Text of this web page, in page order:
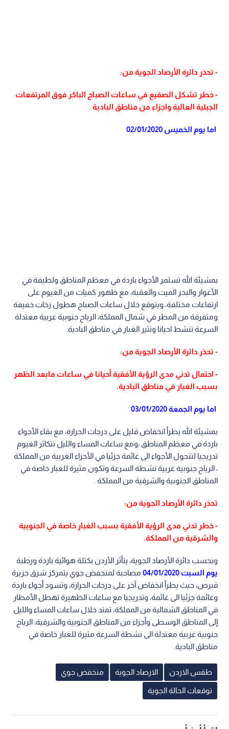
- تحذر دائرة الأرصاد الجوية من:
- خطر تشكل الصقيع في ساعات الصباح الباكر فوق المرتفعات
الجبلية العالية واجزاء من مناطق البادية .
اما يوم الخميس 02/01/2020
بمشيئة الله تستمر الأجواء باردة في معظم المناطق ولطيفة في
الأغوار والبحر الميت والعقبة، مع ظهور كميات من الغيوم على
ارتفاعات مختلفة، ويتوقع خلال ساعات الصباح هطول زخات خفيفة
ومتفرقة من المطر في شمال المملكة، الرياح جنوبية غربية معتدلة
السرعة تنشط احيانا وتثير الغبار في مناطق البادية.
- تحذر دائرة الأرصاد الجوية من:
- احتمال تدني مدى الرؤية الأفقية أحيانا في ساعات مابعد الظهر
بسبب الغبار في مناطق البادية.
اما يوم الجمعة 03/01/2020
بمشيئة الله يطرأ انخفاض قليل على درجات الحرارة، مع بقاء الأجواء
باردة في معظم المناطق ،ومع ساعات المساء والليل تتكاثر الغيوم
تدريجيا لتتحول الأجواء الى غائمة جزئيا في الأجزاء الغربية من المملكة
، الرياح جنوبية غربية نشطة السرعة وتكون مثيرة للغبار خاصة في
المناطق الجنوبية والشرقية من المملكة .
تحذر دائرة الأرصاد الجوية من:
- خطر تدني مدى الرؤية الأفقية بسبب الغبار خاصة في الجنوبية
والشرقية من المملكة.
وبحسب دائرة الأرصاد الجوية، يتأثر الأردن بكتلة هوائية باردة ورطبة
يوم السبت 04/01/2020
مصاحبة لمنخفض جوي يتمركز شرق جزيرة
قبرص، حيث يطرأ انخفاض آخر على درجات الحرارة، وتسود أجواء باردة
وغائمة جزئيا الى غائمة، وتدريجيا مع ساعات الظهيرة تهطل الأمطار
في المناطق الشمالية من المملكة، تمتد خلال ساعات المساء والليل
إلى المناطق الوسطى وأجزاء من المناطق الجنوبية والشرقية، الرياح
جنوبية غربية معتدلة الى نشطة السرعة مثيرة للغبار خاصة في
مناطق البادية.
طقس الاردن الارصاد الجوية منخفض جوي
توقعات الحالة الجوية